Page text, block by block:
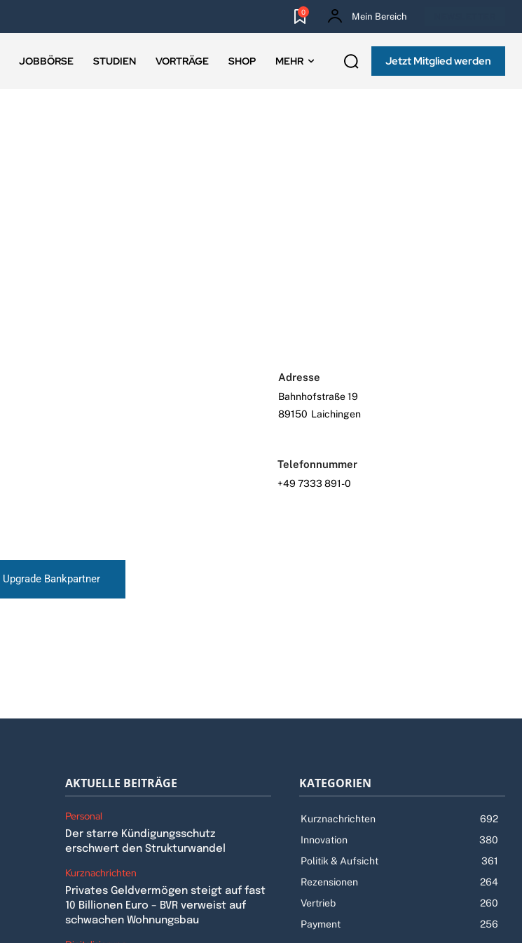
0 Mein Bereich
JOBBÖRSE STUDIEN VORTRÄGE SHOP MEHR Jetzt Mitglied werden
Adresse
Bahnhofstraße 19
89150 Laichingen
Telefonnummer
+49 7333 891-0
Upgrade Bankpartner
AKTUELLE BEITRÄGE
Personal
Der starre Kündigungsschutz
erschwert den Strukturwandel
Kurznachrichten
Privates Geldvermögen steigt auf fast
10 Billionen Euro – BVR verweist auf
schwachen Wohnungsbau
KATEGORIEN
Kurznachrichten
692
Innovation
380
Politik & Aufsicht
361
Rezensionen
264
Vertrieb
260
Payment
256